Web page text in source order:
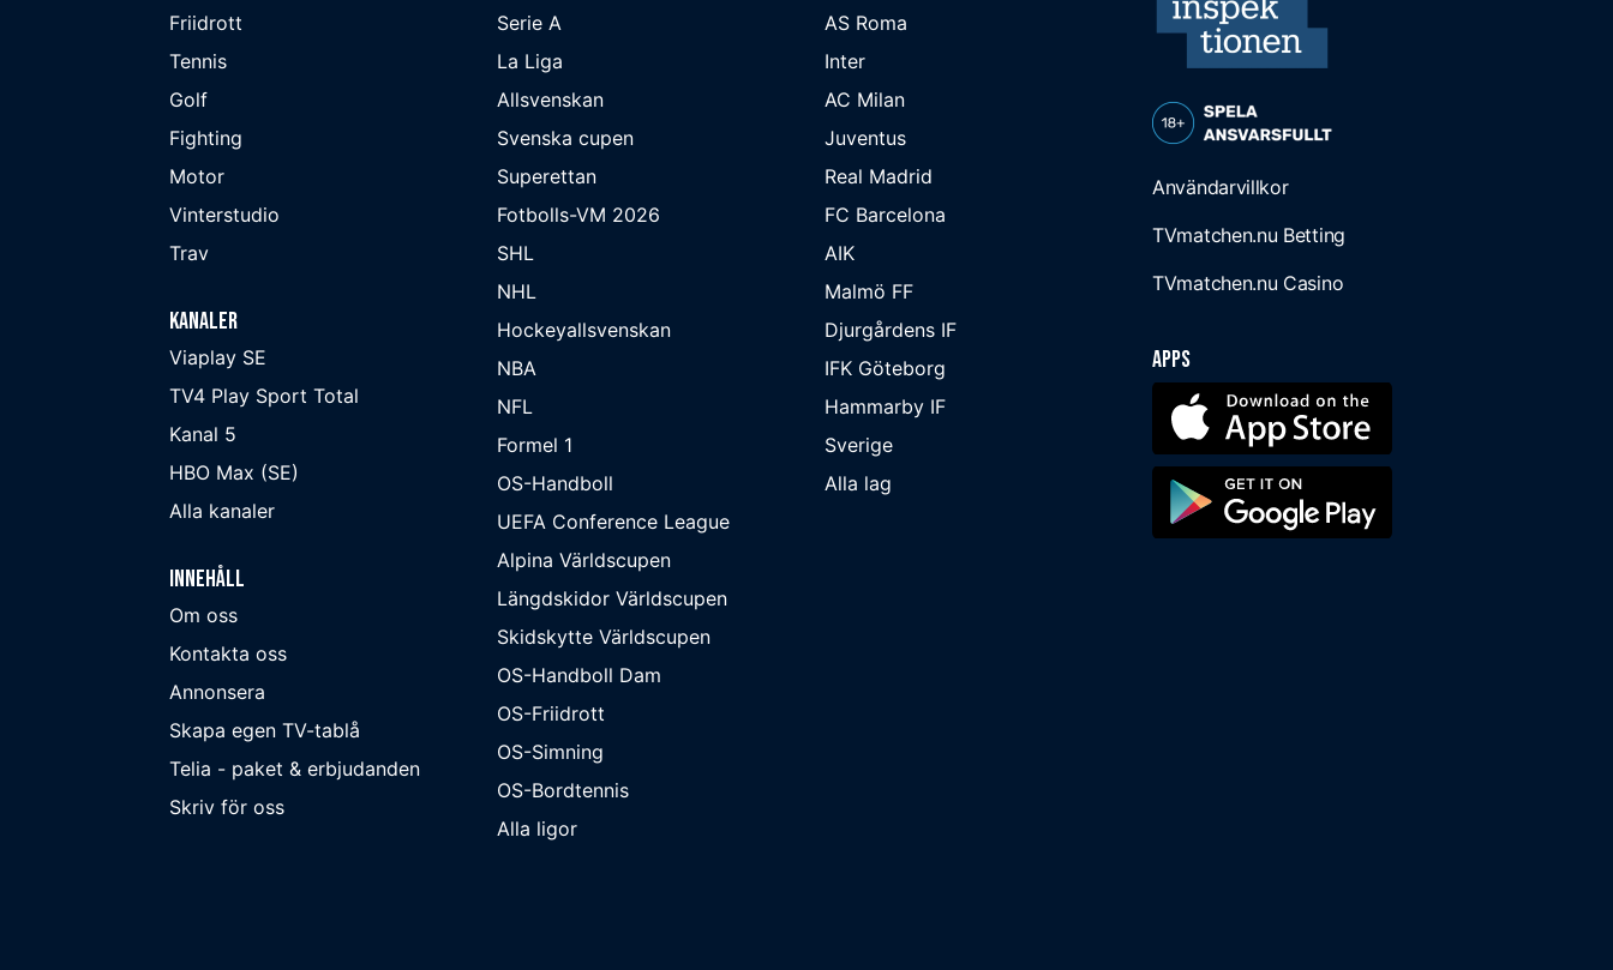
Friidrott
Tennis
Golf
Fighting
Motor
Vinterstudio
Trav
Kanaler
Viaplay SE
TV4 Play Sport Total
Kanal 5
HBO Max (SE)
Alla kanaler
Innehåll
Om oss
Kontakta oss
Annonsera
Skapa egen TV-tablå
Telia - paket & erbjudanden
Skriv för oss
Serie A
La Liga
Allsvenskan
Svenska cupen
Superettan
Fotbolls-VM 2026
SHL
NHL
Hockeyallsvenskan
NBA
NFL
Formel 1
OS-Handboll
UEFA Conference League
Alpina Världscupen
Längdskidor Världscupen
Skidskytte Världscupen
OS-Handboll Dam
OS-Friidrott
OS-Simning
OS-Bordtennis
Alla ligor
AS Roma
Inter
AC Milan
Juventus
Real Madrid
FC Barcelona
AIK
Malmö FF
Djurgårdens IF
IFK Göteborg
Hammarby IF
Sverige
Alla lag
Användarvillkor
TVmatchen.nu Betting
TVmatchen.nu Casino
Apps